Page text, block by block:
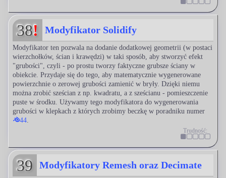
38!
Trudność:
Modyfikator Solidify
Modyfikator ten pozwala na dodanie dodatkowej geometrii (w postaci
wierzchołków, ścian i krawędzi) w taki sposób, aby stworzyć efekt
"grubości", czyli - po prostu tworzy faktyczne grubsze ściany w
obiekcie. Przydaje się do tego, aby matematycznie wygenerowane
powierzchnie o zerowej grubości zamienić w bryły. Dzięki niemu
można zrobić sześcian z np. kwadratu, a z sześcianu - pomieszczenie
puste w środku. Używamy tego modyfikatora do wygenerowania
grubości w klepkach z których zrobimy beczkę w poradniku numer
44.
39 Modyfikatory Remesh oraz Decimate